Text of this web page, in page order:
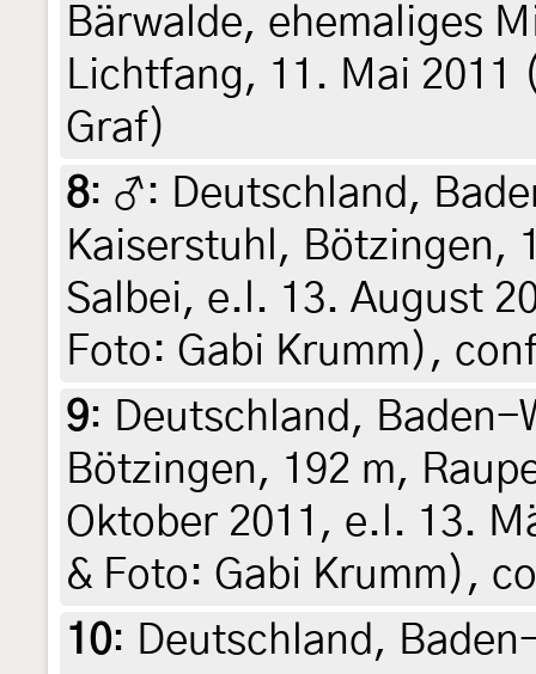
Bärwalde, ehemaliges
Lichtfang, 11. Mai
Graf)
8: ♂: Deutschland,
Kaiserstuhl, Bötzingen,
Salbei, e.l. 13. August
Foto: Gabi Krumm),
9: Deutschland,
Bötzingen, 192 m,
Oktober 2011, e.l. 13.
& Foto: Gabi Krumm),
10: Deutschland,